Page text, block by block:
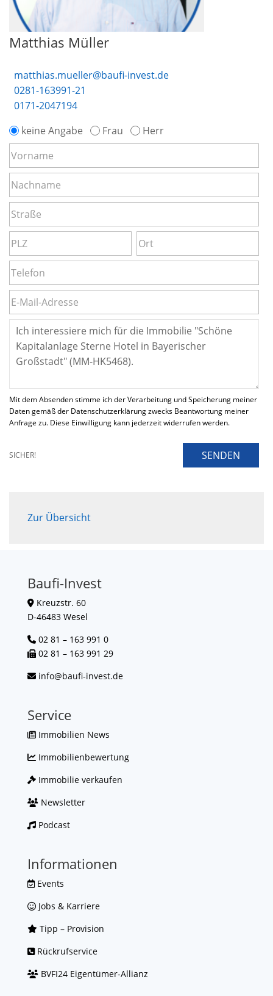
Matthias Müller
matthias.mueller@baufi-invest.de
0281-163991-21
0171-2047194
keine Angabe
Frau Herr
Mit dem Absenden stimme ich der Verarbeitung und Speicherung meiner
Daten gemäß der Datenschutzerklärung zwecks Beantwortung meiner
Anfrage zu. Diese Einwilligung kann jederzeit widerrufen werden.
SICHER! SENDEN
Zur Übersicht
Baufi-Invest
Kreuzstr. 60
D-46483 Wesel
02 81 – 163 991 0
02 81 – 163 991 29
info@baufi-invest.de
Service
Immobilien News
Immobilienbewertung
Immobilie verkaufen
Newsletter
Podcast
Informationen
Events
Jobs & Karriere
Tipp – Provision
Rückrufservice
BVFI24 Eigentümer-Allianz